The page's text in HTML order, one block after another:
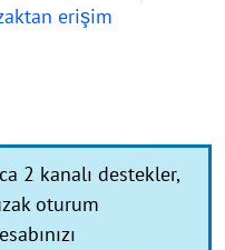
erişim
2 kanalı destekler,
oturum